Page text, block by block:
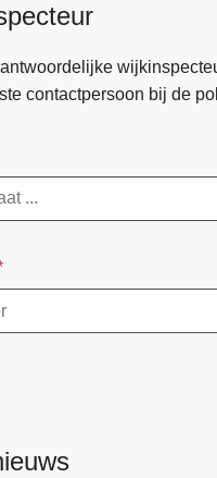
contactpersoon bij de